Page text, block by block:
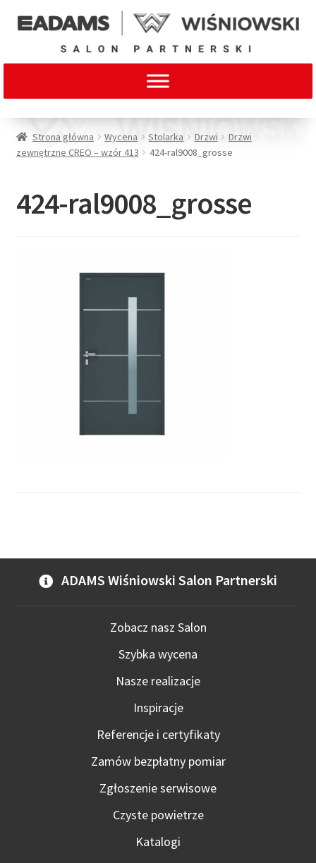
Strona główna Wycena Stolarka Drzwi
Drzwi
zewnętrzne CREO – wzór 413
424-ral9008_grosse
424-ral9008_grosse
ADAMS Wiśniowski Salon Partnerski
Zobacz nasz Salon
Szybka wycena
Nasze realizacje
Inspiracje
Referencje i certyfikaty
Zamów bezpłatny pomiar
Zgłoszenie serwisowe
Czyste powietrze
Katalogi